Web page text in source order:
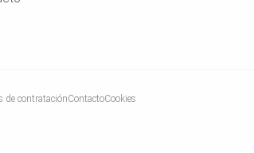
de contrataciónContactoCookies